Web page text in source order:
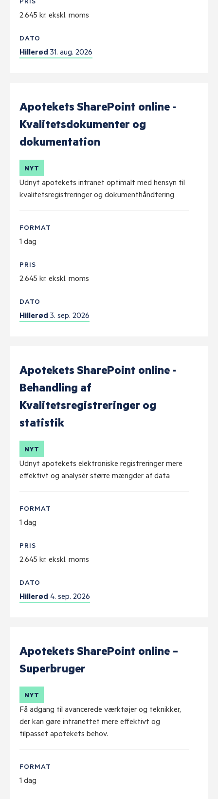
2.645 kr. ekskl. moms
DATO
Hillerød 31. aug. 2026
Apotekets SharePoint online -
Kvalitetsdokumenter og
dokumentation
NYT
Udnyt apotekets intranet optimalt med hensyn til
kvalitetsregistreringer og dokumenthåndtering
FORMAT
1 dag
PRIS
2.645 kr. ekskl. moms
DATO
Hillerød 3. sep. 2026
Apotekets SharePoint online -
Behandling af
Kvalitetsregistreringer og
statistik
NYT
Udnyt apotekets elektroniske registreringer mere
effektivt og analysér større mængder af data
FORMAT
1 dag
PRIS
2.645 kr. ekskl. moms
DATO
Hillerød 4. sep. 2026
Apotekets SharePoint online –
Superbruger
NYT
Få adgang til avancerede værktøjer og teknikker,
der kan gøre intranettet mere effektivt og
tilpasset apotekets behov.
FORMAT
1 dag